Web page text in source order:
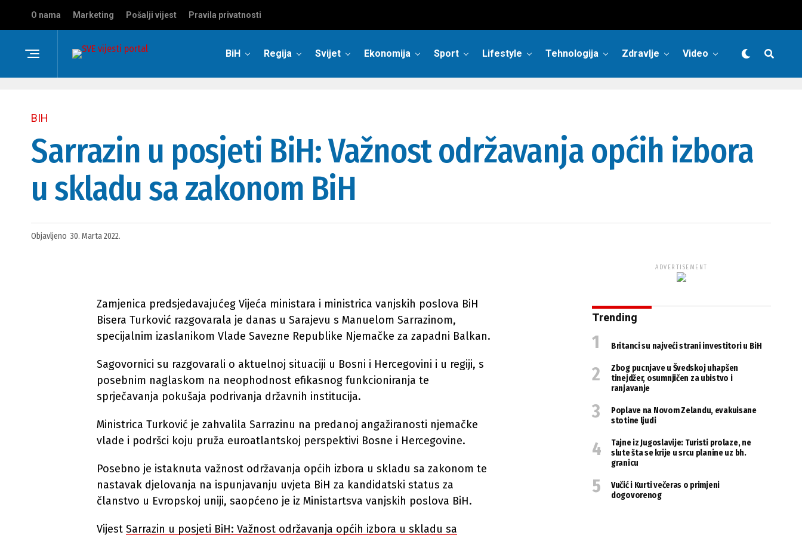
O nama Marketing Pošalji vijest Pravila privatnosti
BiH Regija Svijet Ekonomija Sport Lifestyle Tehnologija Zdravlje Video
BIH
Sarrazin u posjeti BiH: Važnost održavanja općih izbora
u skladu sa zakonom BiH
Objavljeno 30. Marta 2022.
Zamjenica predsjedavajućeg Vijeća ministara i ministrica vanjskih poslova BiH
Bisera Turković razgovarala je danas u Sarajevu s Manuelom Sarrazinom,
specijalnim izaslanikom Vlade Savezne Republike Njemačke za zapadni Balkan.
Sagovornici su razgovarali o aktuelnoj situaciji u Bosni i Hercegovini i u regiji, s
posebnim naglaskom na neophodnost efikasnog funkcioniranja te
sprječavanja pokušaja podrivanja državnih institucija.
Ministrica Turković je zahvalila Sarrazinu na predanoj angažiranosti njemačke
vlade i podršci koju pruža euroatlantskoj perspektivi Bosne i Hercegovine.
Posebno je istaknuta važnost održavanja općih izbora u skladu sa zakonom te
nastavak djelovanja na ispunjavanju uvjeta BiH za kandidatski status za
članstvo u Evropskoj uniji, saopćeno je iz Ministartsva vanjskih poslova BiH.
Vijest Sarrazin u posjeti BiH: Važnost održavanja općih izbora u skladu sa
ADVERTISEMENT
Trending
Britanci su najveći strani investitori u BiH
Zbog pucnjave u Švedskoj uhapšen
tinejdžer, osumnjičen za ubistvo i
ranjavanje
Poplave na Novom Zelandu, evakuisane
stotine ljudi
Tajne iz Jugoslavije: Turisti prolaze, ne
slute šta se krije u srcu planine uz bh.
granicu
Vučić i Kurti večeras o primjeni
dogovorenog